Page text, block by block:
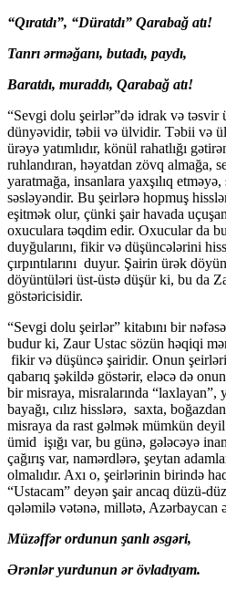
“Qıratdı”, “Düratdı” Qarabağ atı!
Tanrı ərməğanı, butadı, paydı,
Baratdı, muraddı, Qarabağ atı!
“Sevgi dolu şeirlər”də idrak və təsvir
dünyəvidir, təbii və ülvidir. Təbii və
ürəyə yatımlıdır, könül rahatlığı
ruhlandıran, həyatdan zövq almağa,
yaratmağa, insanlara yaxşılıq
səsləyəndir. Bu şeirlərə hopmuş
eşitmək olur, çünki şair havada
oxuculara təqdim edir. Oxucular da
duyğularını, fikir və düşüncələrini
çırpıntılarını duyur. Şairin ürək
döyüntüləri üst-üstə düşür ki, bu da
göstəricisidir.
“Sevgi dolu şeirlər” kitabını bir
budur ki, Zaur Ustac sözün həqiqi
fikir və düşüncə şairidir. Onun
qabarıq şəkildə göstərir, eləcə də
bir misraya, misralarında “laxlayan”,
bayağı, cılız hisslərə, saxta,
misraya da rast gəlmək mümkün
ümid işığı var, bu günə, gələcəyə
çağırış var, namərdlərə, şeytan
olmalıdır. Axı o, şeirlərinin birində
“Ustacam” deyən şair ancaq düzü-
qələmilə vətənə, millətə, Azərbaycan
Müzəffər ordunun şanlı əsgəri,
Ərənlər yurdunun ər övladıyam.